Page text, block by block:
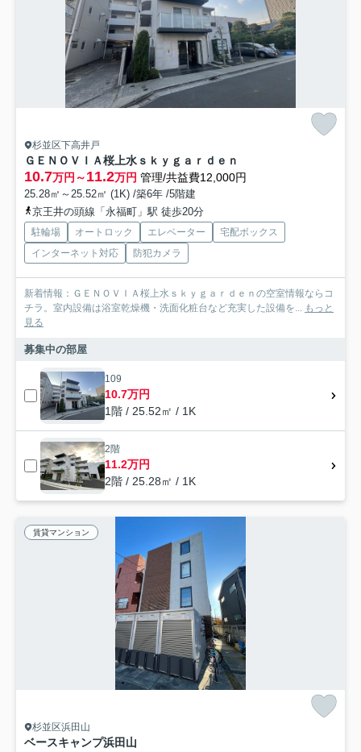
杉並区下高井戸
ＧＥＮＯＶＩＡ桜上水ｓｋｙｇａｒｄｅｎ
10.7万円～11.2万円 管理/共益費12,000円
25.28㎡～25.52㎡ (1K) /築6年 /5階建
京王井の頭線「永福町」駅 徒歩20分
駐輪場 オートロック エレベーター
宅配ボックス
インターネット対応
防犯カメラ
新着情報：ＧＥＮＯＶＩＡ桜上水ｓｋｙｇａｒｄｅｎの空室情報ならコ
チラ。室内設備は浴室乾燥機・洗面化粧台など充実した設備を... もっと
見る
募集中の部屋
109
10.7万円
1階 / 25.52㎡ / 1K
2階
11.2万円
2階 / 25.28㎡ / 1K
賃貸マンション
杉並区浜田山
ベースキャンプ浜田山